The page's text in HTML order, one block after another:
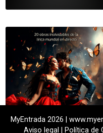
MyEntrada 2026 |
Aviso legal
Política de